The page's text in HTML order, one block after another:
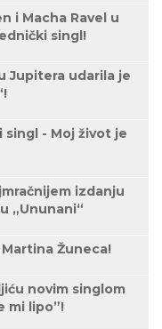
i Macha Ravel u
singl!
Jupitera udarila je
singl - Moj život je
izdanju
„Ununani“
Žuneca!
novim singlom
mi lipo”!